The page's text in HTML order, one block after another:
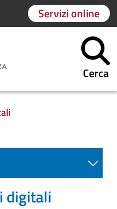
Servizi online
Cerca
digitali